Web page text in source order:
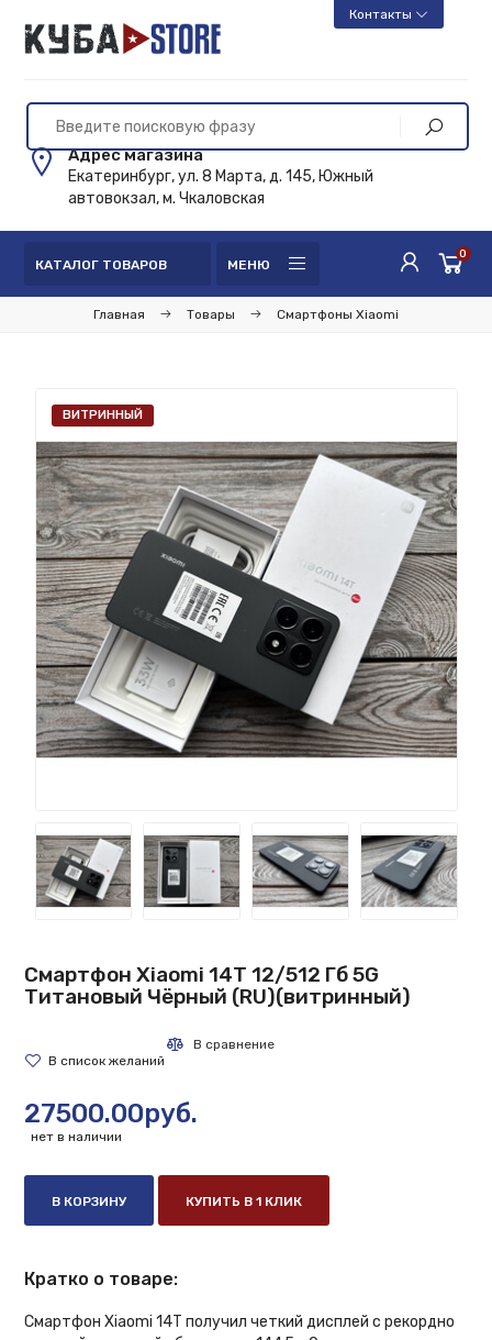
Контакты
Адрес магазина
Екатеринбург, ул. 8 Марта, д. 145, Южный
автовокзал, м. Чкаловская
КАТАЛОГ ТОВАРОВ МЕНЮ
0
Главная Товары Смартфоны Xiaomi
ВИТРИННЫЙ
Смартфон Xiaomi 14T 12/512 Гб 5G
Титановый Чёрный (RU)(витринный)
27500.00руб.
нет в наличии
В КОРЗИНУ КУПИТЬ В 1 КЛИК
Кратко о товаре:
Смартфон Xiaomi 14T получил четкий дисплей с рекордно